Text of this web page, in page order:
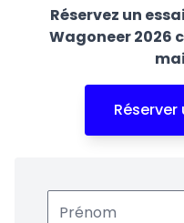
Réservez un
Wagoneer 2026